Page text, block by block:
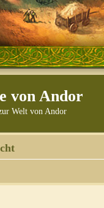
von Andor
Welt von Andor